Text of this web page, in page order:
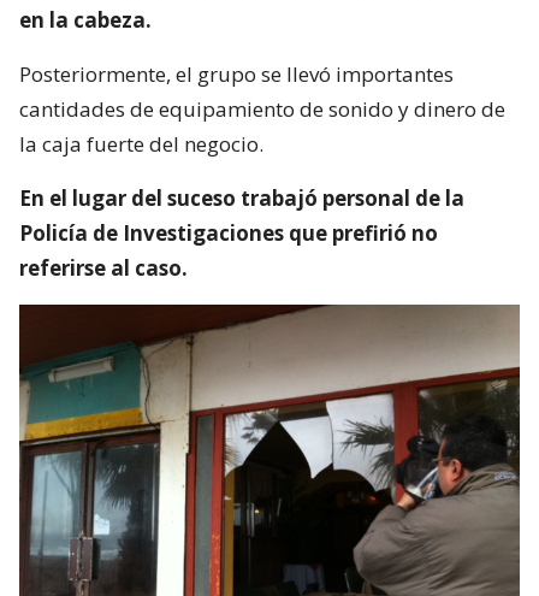
en la cabeza.
Posteriormente, el grupo se llevó importantes
cantidades de equipamiento de sonido y dinero de
la caja fuerte del negocio.
En el lugar del suceso trabajó personal de la
Policía de Investigaciones que prefirió no
referirse al caso.